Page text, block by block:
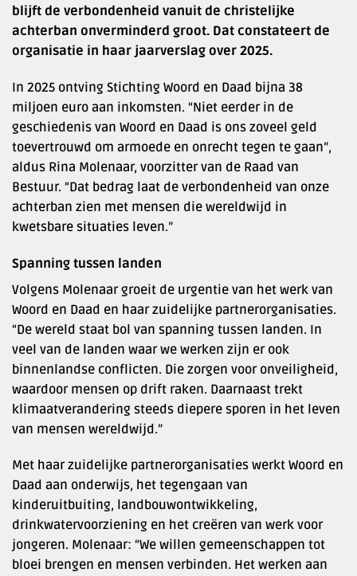
blijft de verbondenheid vanuit de christelijke
achterban onverminderd groot. Dat constateert de
organisatie in haar jaarverslag over 2025.
In 2025 ontving Stichting Woord en Daad bijna 38
miljoen euro aan inkomsten. “Niet eerder in de
geschiedenis van Woord en Daad is ons zoveel geld
toevertrouwd om armoede en onrecht tegen te gaan”,
aldus Rina Molenaar, voorzitter van de Raad van
Bestuur. “Dat bedrag laat de verbondenheid van onze
achterban zien met mensen die wereldwijd in
kwetsbare situaties leven.”
Spanning tussen landen
Volgens Molenaar groeit de urgentie van het werk van
Woord en Daad en haar zuidelijke partnerorganisaties.
“De wereld staat bol van spanning tussen landen. In
veel van de landen waar we werken zijn er ook
binnenlandse conflicten. Die zorgen voor onveiligheid,
waardoor mensen op drift raken. Daarnaast trekt
klimaatverandering steeds diepere sporen in het leven
van mensen wereldwijd.”
Met haar zuidelijke partnerorganisaties werkt Woord en
Daad aan onderwijs, het tegengaan van
kinderuitbuiting, landbouwontwikkeling,
drinkwatervoorziening en het creëren van werk voor
jongeren. Molenaar: “We willen gemeenschappen tot
bloei brengen en mensen verbinden. Het werken aan